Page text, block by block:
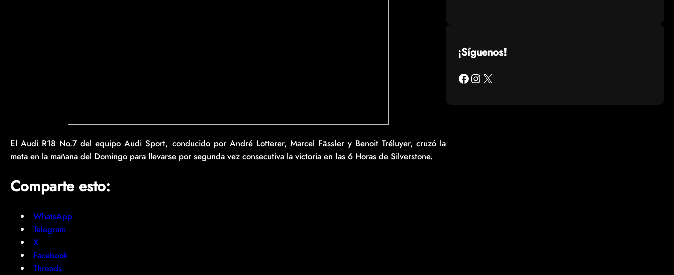
El Audi R18 No.7 del equipo Audi Sport, conducido por André Lotterer, Marcel Fässler y Benoit Tréluyer, cruzó la
meta en la mañana del Domingo para llevarse por segunda vez consecutiva la victoria en las 6 Horas de Silverstone.
Comparte esto:
WhatsApp
Telegram
X
Facebook
Threads
¡Síguenos!
Facebook Instagram X